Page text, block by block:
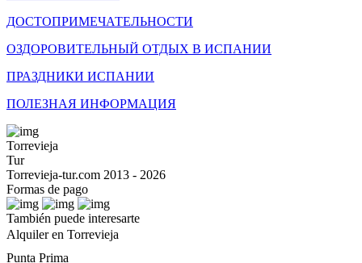
ДОСТОПРИМЕЧАТЕЛЬНОСТИ
ОЗДОРОВИТЕЛЬНЫЙ ОТДЫХ В ИСПАНИИ
ПРАЗДНИКИ ИСПАНИИ
ПОЛЕЗНАЯ ИНФОРМАЦИЯ
Torrevieja
Tur
Torrevieja-tur.com 2013 - 2026
Formas de pago
También puede interesarte
Alquiler en Torrevieja
Punta Prima